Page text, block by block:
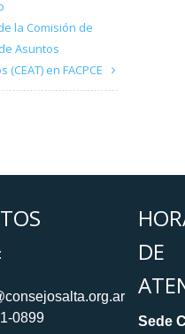
la Comisión de
Asuntos
(CEAT) en FACPCE
0899
DE
Sede